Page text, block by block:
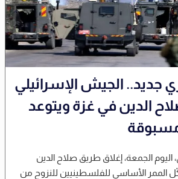
الجيش الإسرائيلي
الدين في غزة ويتوعد
اليوم الجمعة، إغلاق طريق صلاح الدين
الممر الأساسي للفلسطينيين للنزوح من